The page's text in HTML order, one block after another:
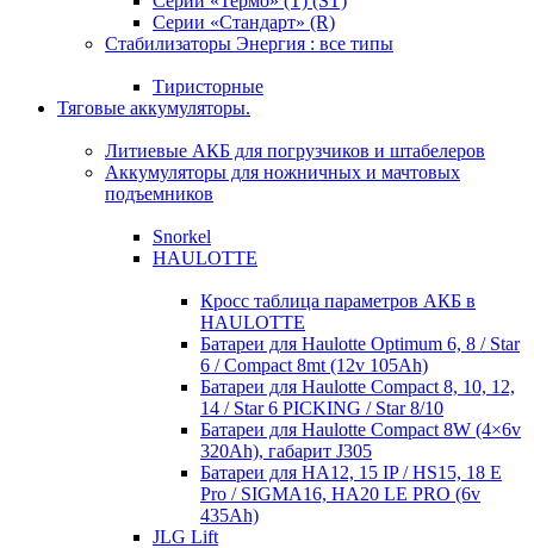
Серии «Стандарт» (R)
Стабилизаторы Энергия : все типы
Тиристорные
Тяговые аккумуляторы.
Литиевые АКБ для погрузчиков и штабелеров
Аккумуляторы для ножничных и мачтовых
подъемников
Snorkel
HAULOTTE
Кросc таблица параметров АКБ в
HAULOTTE
Батареи для Haulotte Optimum 6, 8 / Star
6 / Compact 8mt (12v 105Ah)
Батареи для Haulotte Compact 8, 10, 12,
14 / Star 6 PICKING / Star 8/10
Батареи для Haulotte Compact 8W (4×6v
320Ah), габарит J305
Батареи для HA12, 15 IP / HS15, 18 E
Pro / SIGMA16, HA20 LE PRO (6v
435Ah)
JLG Lift